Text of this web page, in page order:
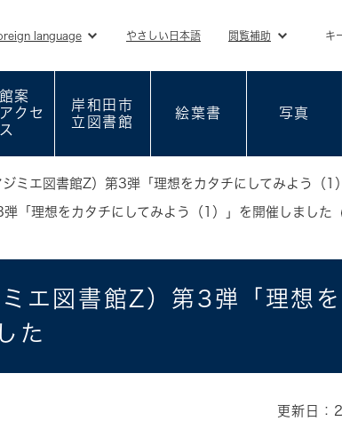
language やさしい日本語 閲覧補助 キ
案
クセ
ス
岸和田市
立図書館
絵葉書 写真
ミエ図書館Z）第3弾「理想をカタチにしてみよう（1
「理想をカタチにしてみよう（1）」を開催しました
エ図書館Z）第3弾「理想
た
更新日